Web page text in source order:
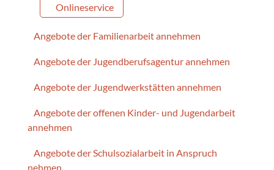
Onlineservice
Angebote der Familienarbeit annehmen
Angebote der Jugendberufsagentur annehmen
Angebote der Jugendwerkstätten annehmen
Angebote der offenen Kinder- und Jugendarbeit
annehmen
Angebote der Schulsozialarbeit in Anspruch
nehmen